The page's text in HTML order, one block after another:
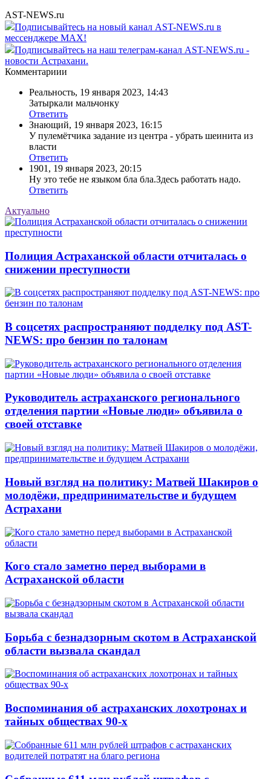
AST-NEWS.ru
Подписывайтесь на новый канал AST-NEWS.ru в
мессенджере MAX!
Подписывайтесь на наш телеграм-канал AST-NEWS.ru -
новости Астрахани.
Комментариии
Реальность, 19 января 2023, 14:43
Затыркали мальчонку
Ответить
Знающий, 19 января 2023, 16:15
У пулемётчика задание из центра - убрать шеинита из
власти
Ответить
1901 , 19 января 2023, 20:15
Ну это тебе не языком бла бла.Здесь работать надо.
Ответить
Актуально
Полиция Астраханской области отчиталась о
снижении преступности
В соцсетях распространяют подделку под AST-
NEWS: про бензин по талонам
Руководитель астраханского регионального
отделения партии «Новые люди» объявила о
своей отставке
Новый взгляд на политику: Матвей Шакиров о
молодёжи, предпринимательстве и будущем
Астрахани
Кого стало заметно перед выборами в
Астраханской области
Борьба с безнадзорным скотом в Астраханской
области вызвала скандал
Воспоминания об астраханских лохотронах и
тайных обществах 90-х